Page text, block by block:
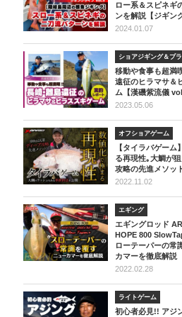
ロー系＆スピネギ
ンを解説【ジギン
2024.01.07
ショアジギング＆プ
移動や食事も超満
遠征のヒラマサ＆
ム【漢磯紫流儀
2023.05.06
オフショアゲーム
【タイラバゲーム
る再現性｡大鯛が
攻略の先進メソッ
2022.11.02
エギング
エギングロッド
HOPE 800
ローテーパーの常
カマーを徹底解説
2022.02.28
ライトゲーム
初心者必見!! アジ